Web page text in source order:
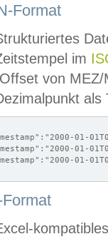
Format
im
von MEZ/
als
01-
01-
01-